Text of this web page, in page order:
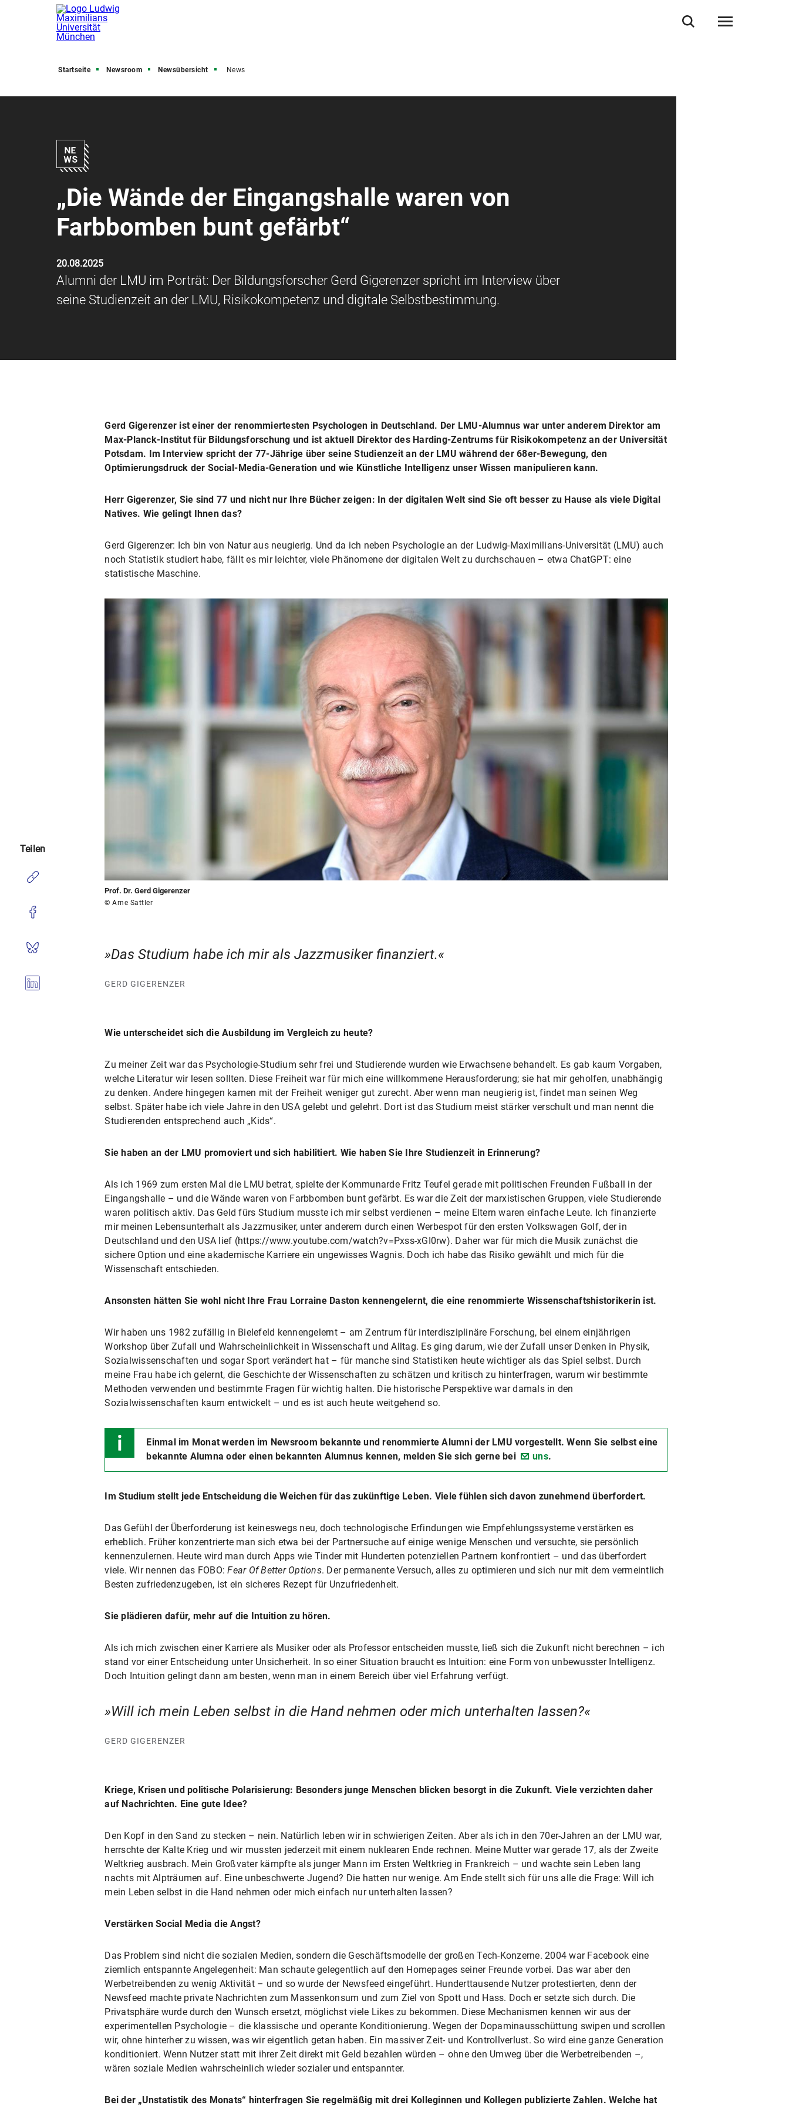
Startseite Newsroom Newsübersicht News
„Die Wände der Eingangshalle waren von
Farbbomben bunt gefärbt“
20.08.2025
Alumni der LMU im Porträt: Der Bildungsforscher Gerd Gigerenzer spricht im Interview über
seine Studienzeit an der LMU, Risikokompetenz und digitale Selbstbestimmung.
Gerd Gigerenzer ist einer der renommiertesten Psychologen in Deutschland. Der LMU-Alumnus war unter anderem Direktor am
Max-Planck-Institut für Bildungsforschung und ist aktuell Direktor des Harding-Zentrums für Risikokompetenz an der Universität
Potsdam. Im Interview spricht der 77-Jährige über seine Studienzeit an der LMU während der 68er-Bewegung, den
Optimierungsdruck der Social-Media-Generation und wie Künstliche Intelligenz unser Wissen manipulieren kann.
Herr Gigerenzer, Sie sind 77 und nicht nur Ihre Bücher zeigen: In der digitalen Welt sind Sie oft besser zu Hause als viele Digital
Natives. Wie gelingt Ihnen das?
Gerd Gigerenzer: Ich bin von Natur aus neugierig. Und da ich neben Psychologie an der Ludwig-Maximilians-Universität (LMU) auch
noch Statistik studiert habe, fällt es mir leichter, viele Phänomene der digitalen Welt zu durchschauen – etwa ChatGPT: eine
statistische Maschine.
Prof. Dr. Gerd Gigerenzer
© Arne Sattler
Das Studium habe ich mir als Jazzmusiker finanziert.
GERD GIGERENZER
Wie unterscheidet sich die Ausbildung im Vergleich zu heute?
Zu meiner Zeit war das Psychologie-Studium sehr frei und Studierende wurden wie Erwachsene behandelt. Es gab kaum Vorgaben,
welche Literatur wir lesen sollten. Diese Freiheit war für mich eine willkommene Herausforderung; sie hat mir geholfen, unabhängig
zu denken. Andere hingegen kamen mit der Freiheit weniger gut zurecht. Aber wenn man neugierig ist, findet man seinen Weg
selbst. Später habe ich viele Jahre in den USA gelebt und gelehrt. Dort ist das Studium meist stärker verschult und man nennt die
Studierenden entsprechend auch „Kids“.
Sie haben an der LMU promoviert und sich habilitiert. Wie haben Sie Ihre Studienzeit in Erinnerung?
Als ich 1969 zum ersten Mal die LMU betrat, spielte der Kommunarde Fritz Teufel gerade mit politischen Freunden Fußball in der
Eingangshalle – und die Wände waren von Farbbomben bunt gefärbt. Es war die Zeit der marxistischen Gruppen, viele Studierende
waren politisch aktiv. Das Geld fürs Studium musste ich mir selbst verdienen – meine Eltern waren einfache Leute. Ich finanzierte
mir meinen Lebensunterhalt als Jazzmusiker, unter anderem durch einen Werbespot für den ersten Volkswagen Golf, der in
Deutschland und den USA lief (https://www.youtube.com/watch?v=Pxss-xGI0rw). Daher war für mich die Musik zunächst die
sichere Option und eine akademische Karriere ein ungewisses Wagnis. Doch ich habe das Risiko gewählt und mich für die
Wissenschaft entschieden.
Ansonsten hätten Sie wohl nicht Ihre Frau Lorraine Daston kennengelernt, die eine renommierte Wissenschaftshistorikerin ist.
Wir haben uns 1982 zufällig in Bielefeld kennengelernt – am Zentrum für interdisziplinäre Forschung, bei einem einjährigen
Workshop über Zufall und Wahrscheinlichkeit in Wissenschaft und Alltag. Es ging darum, wie der Zufall unser Denken in Physik,
Sozialwissenschaften und sogar Sport verändert hat – für manche sind Statistiken heute wichtiger als das Spiel selbst. Durch
meine Frau habe ich gelernt, die Geschichte der Wissenschaften zu schätzen und kritisch zu hinterfragen, warum wir bestimmte
Methoden verwenden und bestimmte Fragen für wichtig halten. Die historische Perspektive war damals in den
Sozialwissenschaften kaum entwickelt – und es ist auch heute weitgehend so.
Einmal im Monat werden im Newsroom bekannte und renommierte Alumni der LMU vorgestellt. Wenn Sie selbst eine
bekannte Alumna oder einen bekannten Alumnus kennen, melden Sie sich gerne bei
uns.
Im Studium stellt jede Entscheidung die Weichen für das zukünftige Leben. Viele fühlen sich davon zunehmend überfordert.
Das Gefühl der Überforderung ist keineswegs neu, doch technologische Erfindungen wie Empfehlungssysteme verstärken es
erheblich. Früher konzentrierte man sich etwa bei der Partnersuche auf einige wenige Menschen und versuchte, sie persönlich
kennenzulernen. Heute wird man durch Apps wie Tinder mit Hunderten potenziellen Partnern konfrontiert – und das überfordert
viele. Wir nennen das FOBO:Fear Of Better Options. Der permanente Versuch, alles zu optimieren und sich nur mit dem vermeintlich
Besten zufriedenzugeben, ist ein sicheres Rezept für Unzufriedenheit.
Sie plädieren dafür, mehr auf die Intuition zu hören.
Als ich mich zwischen einer Karriere als Musiker oder als Professor entscheiden musste, ließ sich die Zukunft nicht berechnen – ich
stand vor einer Entscheidung unter Unsicherheit. In so einer Situation braucht es Intuition: eine Form von unbewusster Intelligenz.
Doch Intuition gelingt dann am besten, wenn man in einem Bereich über viel Erfahrung verfügt.
Will ich mein Leben selbst in die Hand nehmen oder mich unterhalten lassen?
GERD GIGERENZER
Kriege, Krisen und politische Polarisierung: Besonders junge Menschen blicken besorgt in die Zukunft. Viele verzichten daher
auf Nachrichten. Eine gute Idee?
Den Kopf in den Sand zu stecken – nein. Natürlich leben wir in schwierigen Zeiten. Aber als ich in den 70er-Jahren an der LMU war,
herrschte der Kalte Krieg und wir mussten jederzeit mit einem nuklearen Ende rechnen. Meine Mutter war gerade 17, als der Zweite
Weltkrieg ausbrach. Mein Großvater kämpfte als junger Mann im Ersten Weltkrieg in Frankreich – und wachte sein Leben lang
nachts mit Alpträumen auf. Eine unbeschwerte Jugend? Die hatten nur wenige. Am Ende stellt sich für uns alle die Frage: Will ich
mein Leben selbst in die Hand nehmen oder mich einfach nur unterhalten lassen?
Verstärken Social Media die Angst?
Das Problem sind nicht die sozialen Medien, sondern die Geschäftsmodelle der großen Tech-Konzerne. 2004 war Facebook eine
ziemlich entspannte Angelegenheit: Man schaute gelegentlich auf den Homepages seiner Freunde vorbei. Das war aber den
Werbetreibenden zu wenig Aktivität – und so wurde der Newsfeed eingeführt. Hunderttausende Nutzer protestierten, denn der
Newsfeed machte private Nachrichten zum Massenkonsum und zum Ziel von Spott und Hass. Doch er setzte sich durch. Die
Privatsphäre wurde durch den Wunsch ersetzt, möglichst viele Likes zu bekommen. Diese Mechanismen kennen wir aus der
experimentellen Psychologie – die klassische und operante Konditionierung. Wegen der Dopaminausschüttung swipen und scrollen
wir, ohne hinterher zu wissen, was wir eigentlich getan haben. Ein massiver Zeit- und Kontrollverlust. So wird eine ganze Generation
konditioniert. Wenn Nutzer statt mit ihrer Zeit direkt mit Geld bezahlen würden – ohne den Umweg über die Werbetreibenden –,
wären soziale Medien wahrscheinlich wieder sozialer und entspannter.
Bei der „Unstatistik des Monats“ hinterfragen Sie regelmäßig mit drei Kolleginnen und Kollegen publizierte Zahlen. Welche hat
Teilen